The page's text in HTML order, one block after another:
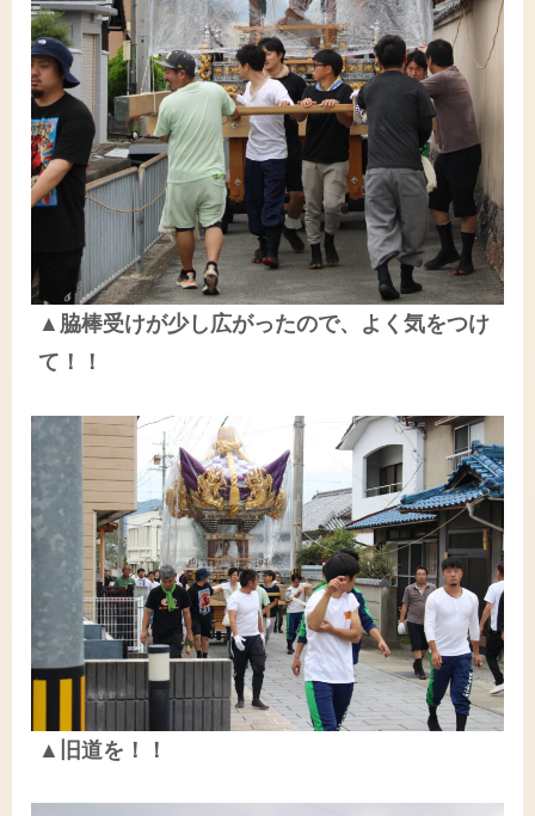
▲脇棒受けが少し広がったので、よく気をつけ
て！！
▲旧道を！！